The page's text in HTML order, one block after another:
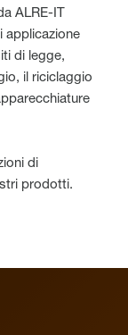
ALRE-IT
applicazione
di legge,
il riciclaggio
di
prodotti.